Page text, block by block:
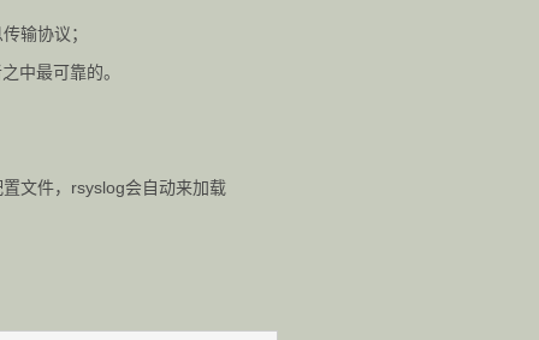
输协议；
中最可靠的。
文件，rsyslog会自动来加载